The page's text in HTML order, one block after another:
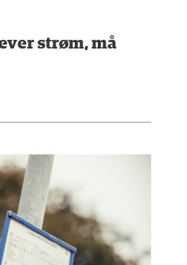
strøm, må